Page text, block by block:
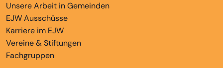
Unsere Arbeit in Gemeinden
EJW Ausschüsse
Karriere im EJW
Vereine & Stiftungen
Fachgruppen